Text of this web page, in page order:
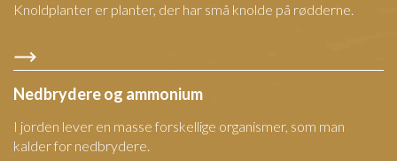
Knoldplanter er planter, der har små knolde på rødderne.
Nedbrydere og ammonium
I jorden lever en masse forskellige organismer, som man
kalder for nedbrydere.